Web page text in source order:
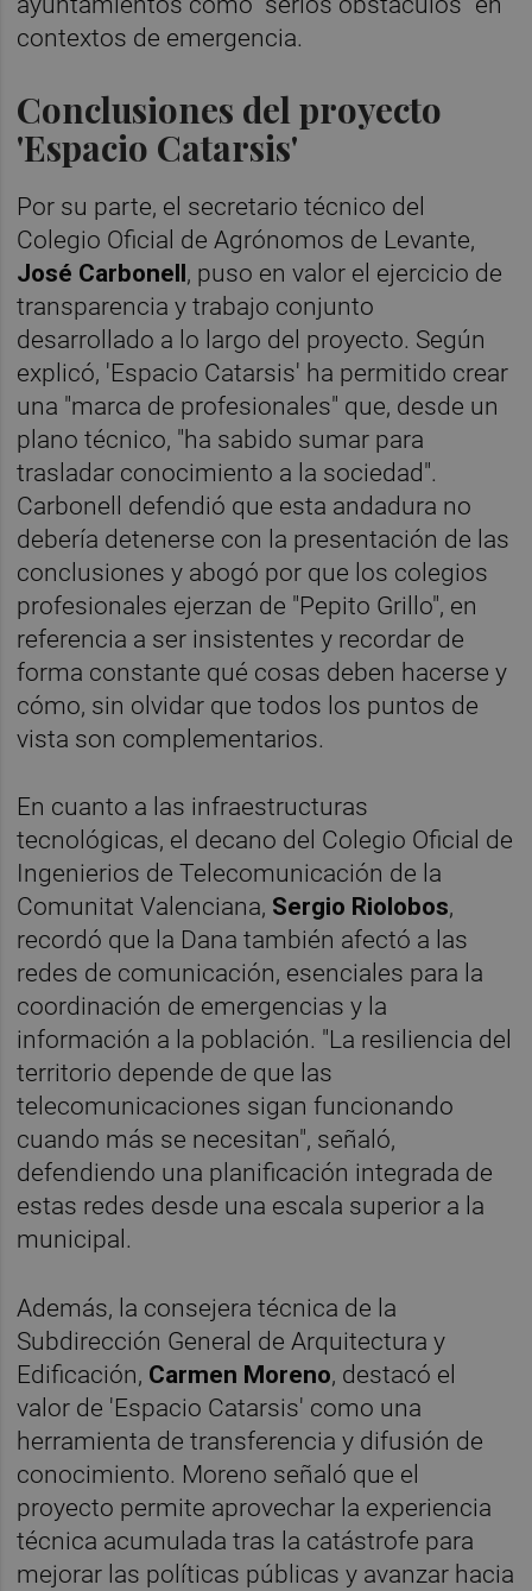
contextos de emergencia.
Conclusiones del proyecto
'Espacio Catarsis'
Por su parte, el secretario técnico del
Colegio Oficial de Agrónomos de Levante,
José Carbonell, puso en valor el ejercicio de
transparencia y trabajo conjunto
desarrollado a lo largo del proyecto. Según
explicó, 'Espacio Catarsis' ha permitido crear
una "marca de profesionales" que, desde un
plano técnico, "ha sabido sumar para
trasladar conocimiento a la sociedad".
Carbonell defendió que esta andadura no
debería detenerse con la presentación de las
conclusiones y abogó por que los colegios
profesionales ejerzan de "Pepito Grillo", en
referencia a ser insistentes y recordar de
forma constante qué cosas deben hacerse y
cómo, sin olvidar que todos los puntos de
vista son complementarios.
En cuanto a las infraestructuras
tecnológicas, el decano del Colegio Oficial de
Ingenierios de Telecomunicación de la
Comunitat Valenciana, Sergio Riolobos,
recordó que la Dana también afectó a las
redes de comunicación, esenciales para la
coordinación de emergencias y la
información a la población. "La resiliencia del
territorio depende de que las
telecomunicaciones sigan funcionando
cuando más se necesitan", señaló,
defendiendo una planificación integrada de
estas redes desde una escala superior a la
municipal.
Además, la consejera técnica de la
Subdirección General de Arquitectura y
Edificación, Carmen Moreno, destacó el
valor de 'Espacio Catarsis' como una
herramienta de transferencia y difusión de
conocimiento. Moreno señaló que el
proyecto permite aprovechar la experiencia
técnica acumulada tras la catástrofe para
mejorar las políticas públicas y avanzar hacia